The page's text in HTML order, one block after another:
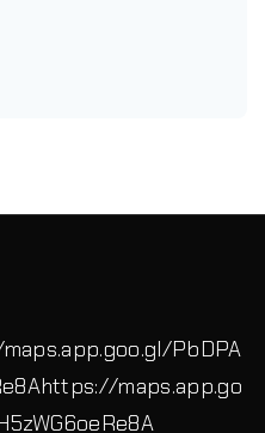
PbDPA
https://maps.app.go